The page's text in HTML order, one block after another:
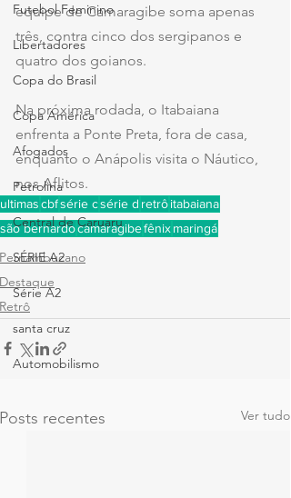
Futebol Feminino
Libertadores
Copa do Brasil
Copa América
Afogados
Petrolina
Central de Caruaru
SÉRIE A2
Série A2
santa cruz
Automobilismo
equipe de Camaragibe soma apenas
três, contra cinco dos sergipanos e
quatro dos goianos.
Na próxima rodada, o Itabaiana
enfrenta a Ponte Preta, fora de casa,
enquanto o Anápolis visita o Náutico,
nos Aflitos.
ultimascbfsérie csérie d retrôitabaiana
são bernardocamaragibefênixmaringá
Pernambucano
Destaque
Retrô
Posts recentes Ver tudo